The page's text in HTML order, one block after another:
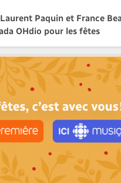
Paquin et France
OHdio pour les fêtes